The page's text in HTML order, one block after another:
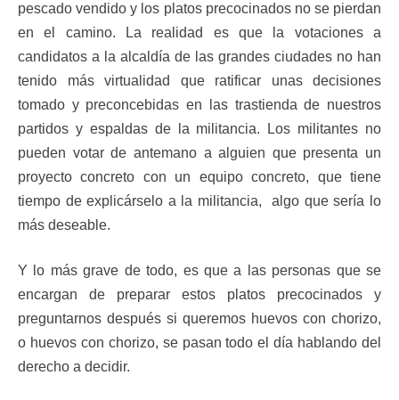
pescado vendido y los platos precocinados no se pierdan
en el camino. La realidad es que la votaciones a
candidatos a la alcaldía de las grandes ciudades no han
tenido más virtualidad que ratificar unas decisiones
tomado y preconcebidas en las trastienda de nuestros
partidos y espaldas de la militancia. Los militantes no
pueden votar de antemano a alguien que presenta un
proyecto concreto con un equipo concreto, que tiene
tiempo de explicárselo a la militancia, algo que sería lo
más deseable.
Y lo más grave de todo, es que a las personas que se
encargan de preparar estos platos precocinados y
preguntarnos después si queremos huevos con chorizo,
o huevos con chorizo, se pasan todo el día hablando del
derecho a decidir.